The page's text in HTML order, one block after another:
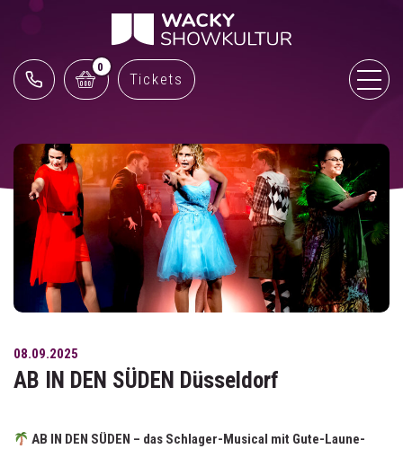
0
Tickets
08.09.2025
AB IN DEN SÜDEN Düsseldorf
AB IN DEN SÜDEN – das Schlager-Musical mit Gute-Laune-